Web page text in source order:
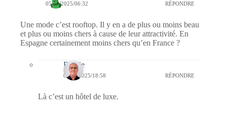
05/06/2025/06:32 RÉPONDRE
Une mode c’est rooftop. Il y en a de plus ou moins beau
et plus ou moins chers à cause de leur attractivité. En
Espagne certainement moins chers qu’en France ?
Bernie
06/06/2025/18:58 RÉPONDRE
Là c’est un hôtel de luxe.